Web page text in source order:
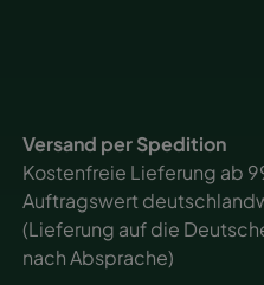
Versand per Spedition
Kostenfreie Lieferung ab
Auftragswert
(Lieferung auf die
nach Absprache)